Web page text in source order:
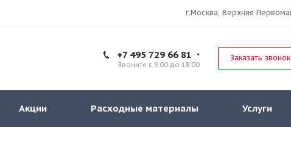
+7 495 729 66 81
Звоните с 9:00 до 18:00
Заказать звонок
Акции Расходные материалы Услуги